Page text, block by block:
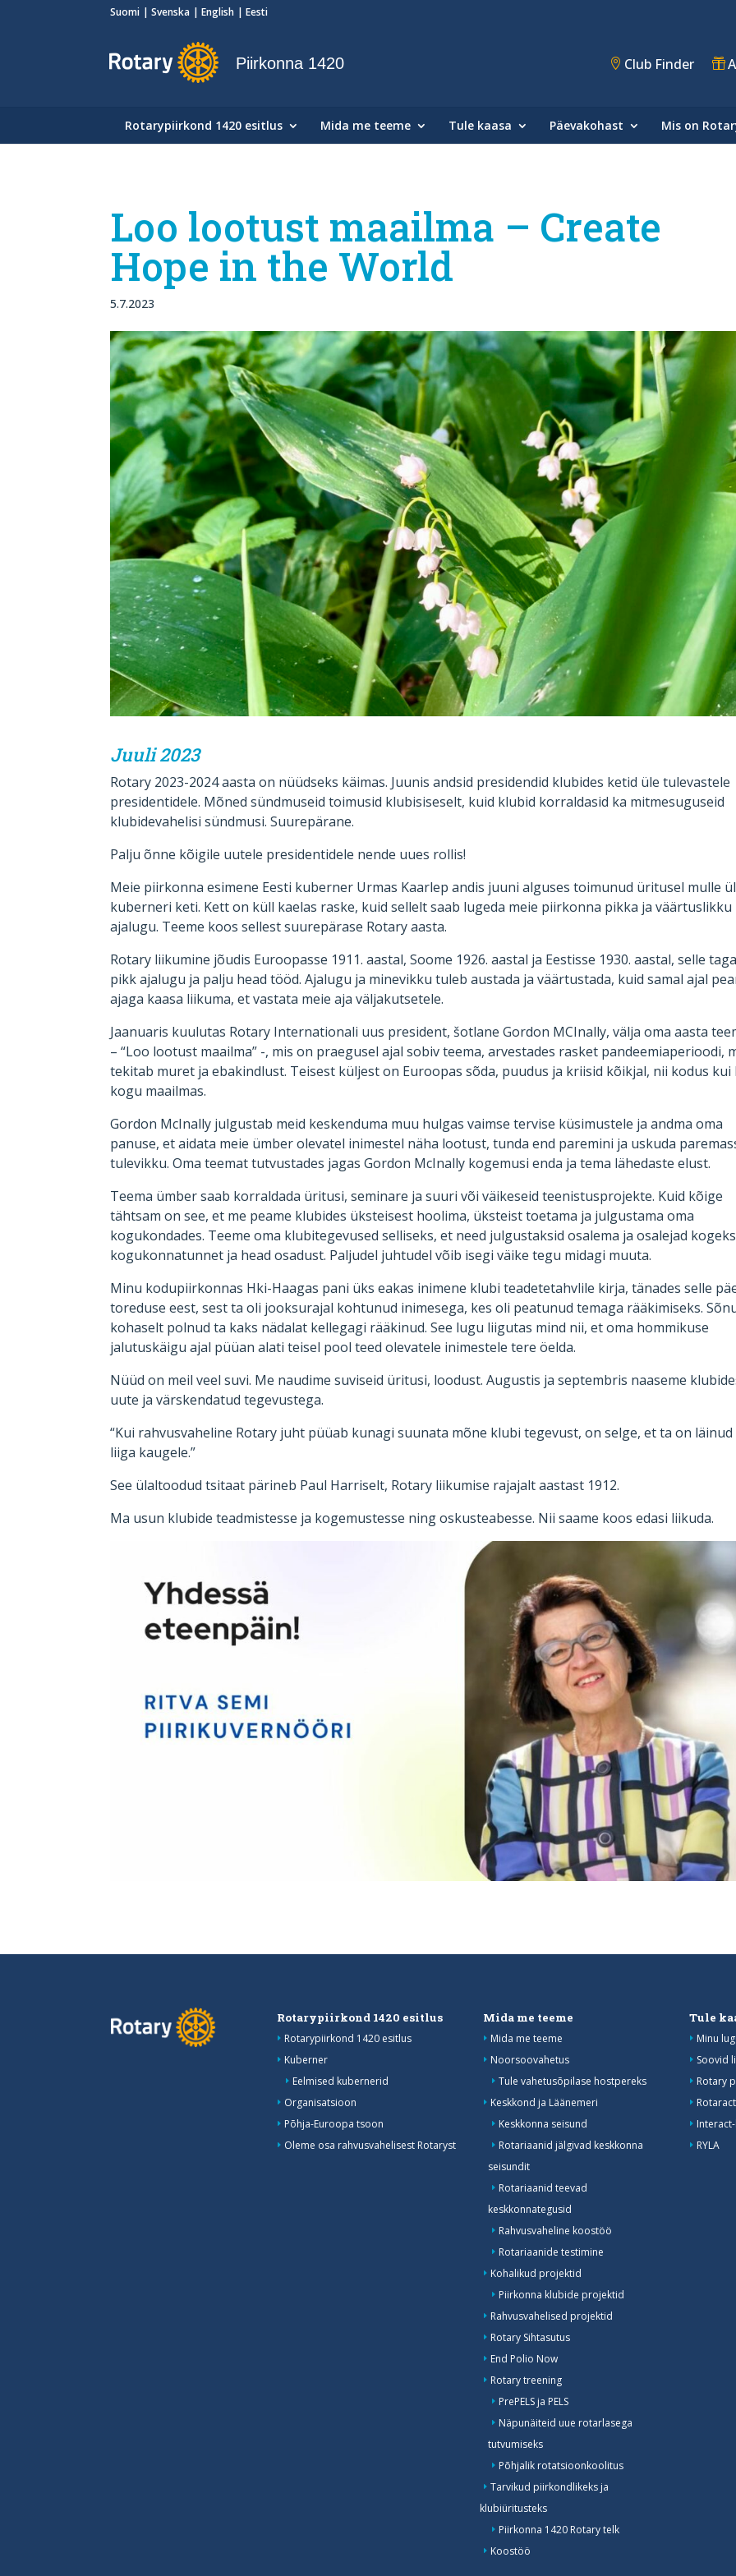
Suomi Svenska English Eesti
Piirkonna 1420 Club Finder
Rotarypiirkond 1420 esitlus Mida me teeme Tule kaasa Päevakohast Mis on
Loo lootust maailma – Create
Hope in the World
5.7.2023
Juuli 2023
Rotary 2023-2024 aasta on nüüdseks käimas. Juunis andsid presidendid klubides ketid üle tulevastele
presidentidele. Mõned sündmuseid toimusid klubisiseselt, kuid klubid korraldasid ka mitmesuguseid
klubidevahelisi sündmusi. Suurepärane.
Palju õnne kõigile uutele presidentidele nende uues rollis!
Meie piirkonna esimene Eesti kuberner Urmas Kaarlep andis juuni alguses toimunud üritusel mulle
kuberneri keti. Kett on küll kaelas raske, kuid sellelt saab lugeda meie piirkonna pikka ja väärtuslikku
ajalugu. Teeme koos sellest suurepärase Rotary aasta.
Rotary liikumine jõudis Euroopasse 1911. aastal, Soome 1926. aastal ja Eestisse 1930. aastal, selle
pikk ajalugu ja palju head tööd. Ajalugu ja minevikku tuleb austada ja väärtustada, kuid samal ajal
ajaga kaasa liikuma, et vastata meie aja väljakutsetele.
Jaanuaris kuulutas Rotary Internationali uus president, šotlane Gordon MCInally, välja oma aasta
– “Loo lootust maailma” -, mis on praegusel ajal sobiv teema, arvestades rasket pandeemiaperioodi,
tekitab muret ja ebakindlust. Teisest küljest on Euroopas sõda, puudus ja kriisid kõikjal, nii kodus kui
kogu maailmas.
Gordon McInally julgustab meid keskenduma muu hulgas vaimse tervise küsimustele ja andma oma
panuse, et aidata meie ümber olevatel inimestel näha lootust, tunda end paremini ja uskuda
tulevikku. Oma teemat tutvustades jagas Gordon McInally kogemusi enda ja tema lähedaste elust.
Teema ümber saab korraldada üritusi, seminare ja suuri või väikeseid teenistusprojekte. Kuid kõige
tähtsam on see, et me peame klubides üksteisest hoolima, üksteist toetama ja julgustama oma
kogukondades. Teeme oma klubitegevused selliseks, et need julgustaksid osalema ja osalejad
kogukonnatunnet ja head osadust. Paljudel juhtudel võib isegi väike tegu midagi muuta.
Minu kodupiirkonnas Hki-Haagas pani üks eakas inimene klubi teadetetahvlile kirja, tänades selle
toreduse eest, sest ta oli jooksurajal kohtunud inimesega, kes oli peatunud temaga rääkimiseks.
kohaselt polnud ta kaks nädalat kellegagi rääkinud. See lugu liigutas mind nii, et oma hommikuse
jalutuskäigu ajal püüan alati teisel pool teed olevatele inimestele tere öelda.
Nüüd on meil veel suvi. Me naudime suviseid üritusi, loodust. Augustis ja septembris naaseme
uute ja värskendatud tegevustega.
“Kui rahvusvaheline Rotary juht püüab kunagi suunata mõne klubi tegevust, on selge, et ta on läinud
liiga kaugele.”
See ülaltoodud tsitaat pärineb Paul Harriselt, Rotary liikumise rajajalt aastast 1912.
Ma usun klubide teadmistesse ja kogemustesse ning oskusteabesse. Nii saame koos edasi liikuda.
Rotarypiirkond 1420 esitlus
Rotarypiirkond 1420 esitlus
Kuberner
Eelmised kubernerid
Organisatsioon
Põhja-Euroopa tsoon
Oleme osa rahvusvahelisest Rotaryst
Mida me teeme
Mida me teeme
Noorsoovahetus
Tule vahetusõpilase hostpereks
Keskkond ja Läänemeri
Keskkonna seisund
Rotariaanid jälgivad keskkonna
seisundit
Rotariaanid teevad
keskkonnategusid
Rahvusvaheline koostöö
Rotariaanide testimine
Kohalikud projektid
Piirkonna klubide projektid
Rahvusvahelised projektid
Rotary Sihtasutus
End Polio Now
Rotary treening
PrePELS ja PELS
Näpunäiteid uue rotarlasega
tutvumiseks
Põhjalik rotatsioonkoolitus
Tarvikud piirkondlikeks ja
klubiüritusteks
Piirkonna 1420 Rotary telk
Koostöö
Tule
Minu
Soovid
Rotary
RYLA